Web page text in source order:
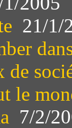
21/1/
de
le
7/2/